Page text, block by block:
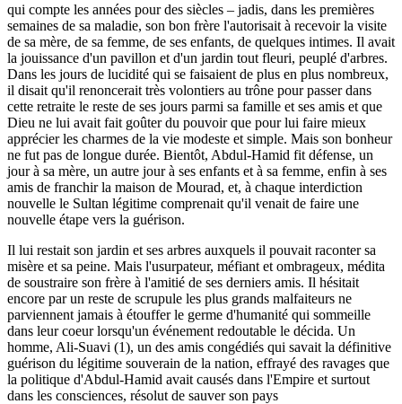
qui compte les années pour des siècles – jadis, dans les premières
semaines de sa maladie, son bon frère l'autorisait à recevoir la visite
de sa mère, de sa femme, de ses enfants, de quelques intimes. Il avait
la jouissance d'un pavillon et d'un jardin tout fleuri, peuplé d'arbres.
Dans les jours de lucidité qui se faisaient de plus en plus nombreux,
il disait qu'il renoncerait très volontiers au trône pour passer dans
cette retraite le reste de ses jours parmi sa famille et ses amis et que
Dieu ne lui avait fait goûter du pouvoir que pour lui faire mieux
apprécier les charmes de la vie modeste et simple. Mais son bonheur
ne fut pas de longue durée. Bientôt, Abdul-Hamid fit défense, un
jour à sa mère, un autre jour à ses enfants et à sa femme, enfin à ses
amis de franchir la maison de Mourad, et, à chaque interdiction
nouvelle le Sultan légitime comprenait qu'il venait de faire une
nouvelle étape vers la guérison.
Il lui restait son jardin et ses arbres auxquels il pouvait raconter sa
misère et sa peine. Mais l'usurpateur, méfiant et ombrageux, médita
de soustraire son frère à l'amitié de ses derniers amis. Il hésitait
encore par un reste de scrupule les plus grands malfaiteurs ne
parviennent jamais à étouffer le germe d'humanité qui sommeille
dans leur coeur lorsqu'un événement redoutable le décida. Un
homme, Ali-Suavi (1), un des amis congédiés qui savait la définitive
guérison du légitime souverain de la nation, effrayé des ravages que
la politique d'Abdul-Hamid avait causés dans l'Empire et surtout
dans les consciences, résolut de sauver son pays